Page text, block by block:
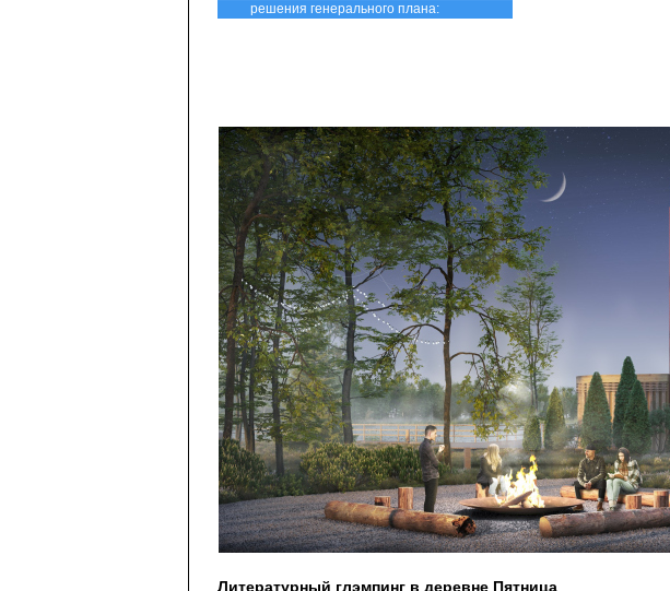
решения генерального плана:
Литературный глэмпинг в деревне Пятница